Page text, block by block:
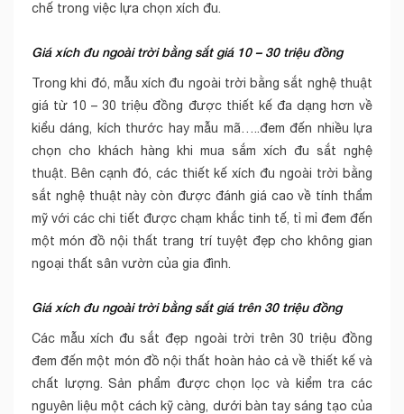
chế trong việc lựa chọn xích đu.
Giá xích đu ngoài trời bằng sắt giá 10 – 30 triệu đồng
Trong khi đó, mẫu xích đu ngoài trời bằng sắt nghệ thuật
giá từ 10 – 30 triệu đồng được thiết kế đa dạng hơn về
kiểu dáng, kích thước hay mẫu mã…..đem đến nhiều lựa
chọn cho khách hàng khi mua sắm xích đu sắt nghệ
thuật. Bên cạnh đó, các thiết kế xích đu ngoài trời bằng
sắt nghệ thuật này còn được đánh giá cao về tính thẩm
mỹ với các chi tiết được chạm khắc tinh tế, tỉ mỉ đem đến
một món đồ nội thất trang trí tuyệt đẹp cho không gian
ngoại thất sân vườn của gia đình.
Giá xích đu ngoài trời bằng sắt giá trên 30 triệu đồng
Các mẫu xích đu sắt đẹp ngoài trời trên 30 triệu đồng
đem đến một món đồ nội thất hoàn hảo cả về thiết kế và
chất lượng. Sản phẩm được chọn lọc và kiểm tra các
nguyên liệu một cách kỹ càng, dưới bàn tay sáng tạo của